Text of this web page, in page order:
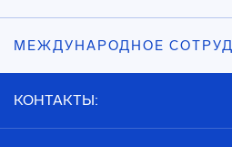
МЕЖДУНАРОДНОЕ
КОНТАКТЫ: